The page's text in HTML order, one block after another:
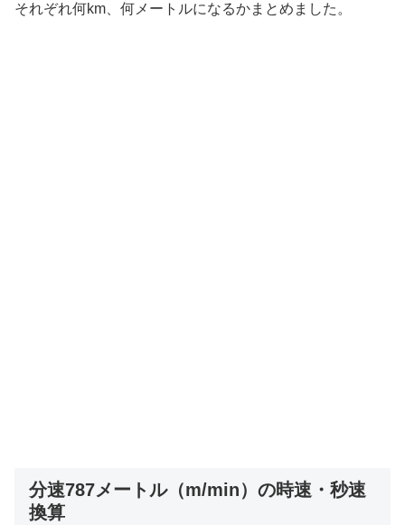
それぞれ何km、何メートルになるかまとめました。
分速787メートル（m/min）の時速・秒速
換算